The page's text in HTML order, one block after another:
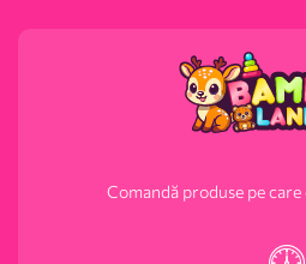
Comandă produse pe